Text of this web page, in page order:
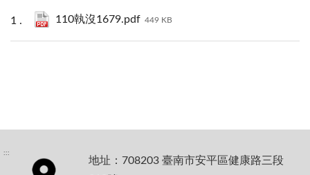
110執沒1679.pdf 449 KB
:::
地址：708203 臺南市安平區健康路三段